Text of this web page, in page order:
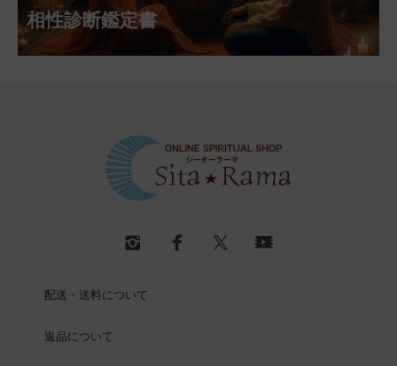
相性診断鑑定書
配送・送料について
返品について